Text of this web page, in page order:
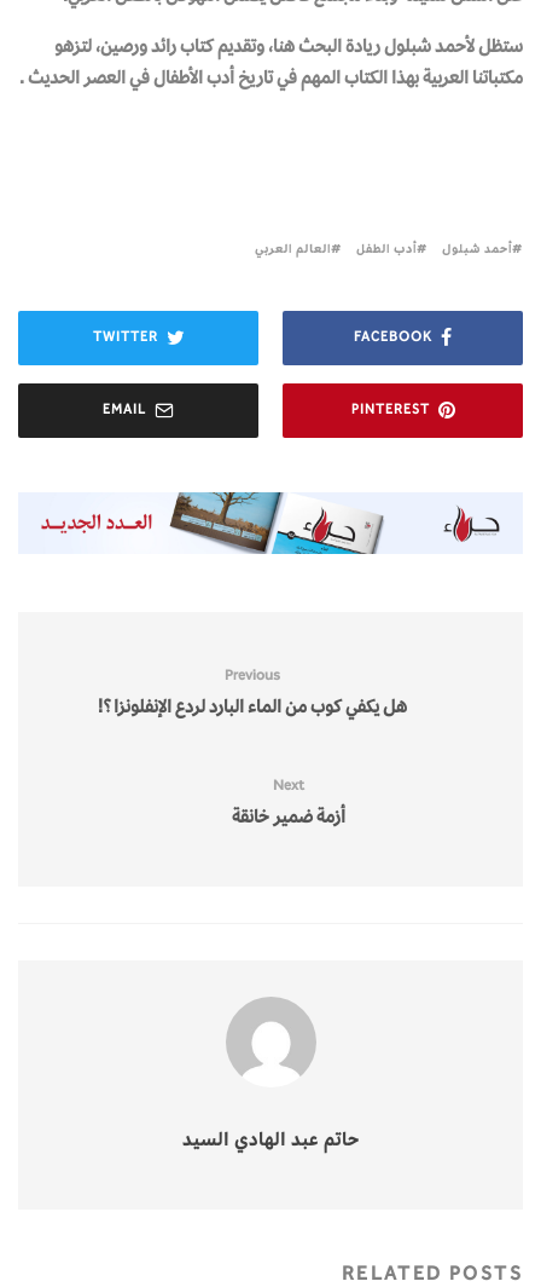
ستظل لأحمد شبلول ريادة البحث هنا، وتقديم كتاب رائد ورصين، لتزهو
مكتباتنا العربية بهذا الكتاب المهم في تاريخ أدب الأطفال في العصر الحديث .
أحمد شبلول أدب الطفل العالم العربي
FACEBOOK
TWITTER
PINTEREST
EMAIL
Previous
هل يكفي كوب من الماء البارد لردع الإنفلونزا ؟!
Next
أزمة ضمير خانقة
حاتم عبد الهادي السيد
RELATED POSTS